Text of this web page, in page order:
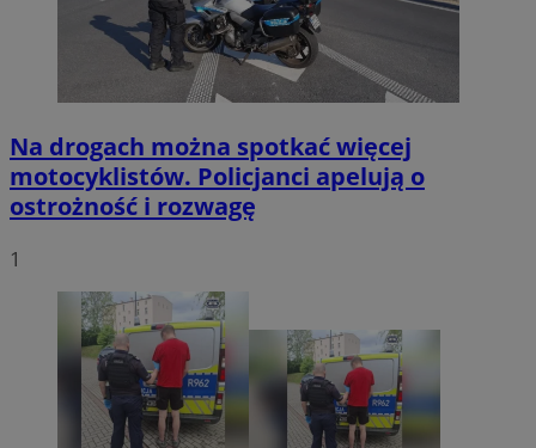
Na drogach można spotkać więcej
motocyklistów. Policjanci apelują o
ostrożność i rozwagę
1